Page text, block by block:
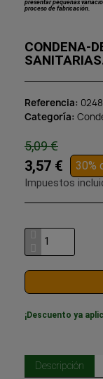
presentar pequeñas
proceso de fabricación.
CONDENA-
Referencia
Categoría
5,09 €
3,57 € 30%
Impuestos
¡Descuento ya
Descripción